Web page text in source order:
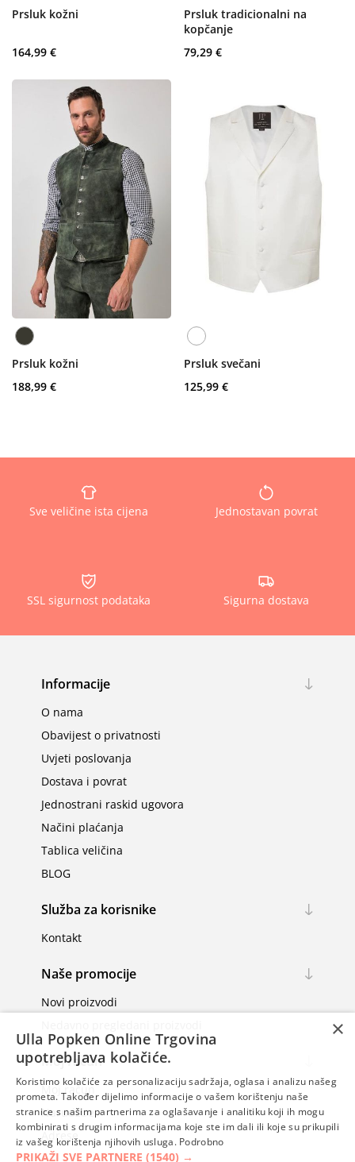
Prsluk kožni
164,99 €
Prsluk tradicionalni na
kopčanje
79,29 €
Prsluk kožni
188,99 €
Prsluk svečani
125,99 €
Sve veličine ista cijena Jednostavan povrat
SSL sigurnost podataka Sigurna dostava
Informacije
O nama
Obavijest o privatnosti
Uvjeti poslovanja
Dostava i povrat
Jednostrani raskid ugovora
Načini plaćanja
Tablica veličina
BLOG
Služba za korisnike
Kontakt
Naše promocije
Novi proizvodi
Moj račun
Moj račun
Narudžbe
Adrese
×
Ulla Popken Online Trgovina
upotrebljava kolačiće.
Koristimo kolačiće za personalizaciju sadržaja, oglasa i analizu našeg
prometa. Također dijelimo informacije o vašem korištenju naše
stranice s našim partnerima za oglašavanje i analitiku koji ih mogu
kombinirati s drugim informacijama koje ste im dali ili koje su prikupili
iz vašeg korištenja njihovih usluga. Podrobno
PRIKAŽI SVE PARTNERE (1540) →